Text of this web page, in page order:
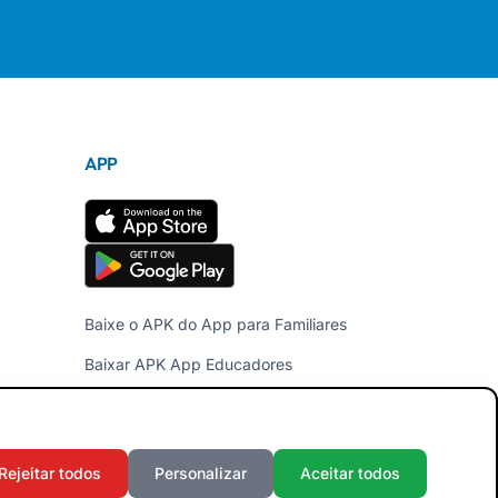
APP
Baixe o APK do App para Familiares
Baixar APK App Educadores
Rejeitar todos Personalizar Aceitar todos